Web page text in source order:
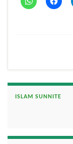
ISLAM SUNNITE